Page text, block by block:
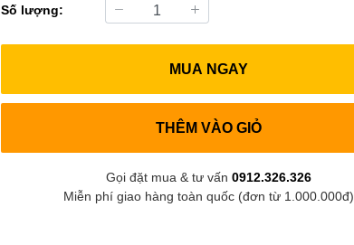
Số lượng:
MUA NGAY
THÊM VÀO GIỎ
Gọi đặt mua & tư vấn0912.326.326
Miễn phí giao hàng toàn quốc (đơn từ 1.000.000đ)